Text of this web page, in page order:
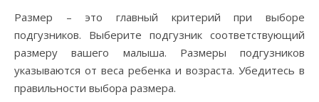
Размер – это главный критерий при выборе
подгузников. Выберите подгузник соответствующий
размеру вашего малыша. Размеры подгузников
указываются от веса ребенка и возраста. Убедитесь в
правильности выбора размера.